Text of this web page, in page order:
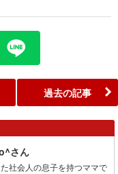
過去の記事
さん
社会人の息子を持つママで